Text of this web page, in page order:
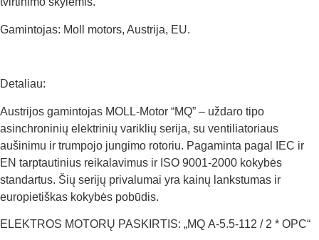
Gamintojas: Moll motors, Austrija, EU.
Detaliau:
Austrijos gamintojas MOLL-Motor “MQ” – uždaro tipo
asinchroninių elektrinių variklių serija, su ventiliatoriaus
aušinimu ir trumpojo jungimo rotoriu. Pagaminta pagal IEC ir
EN tarptautinius reikalavimus ir ISO 9001-2000 kokybės
standartus. Šių serijų privalumai yra kainų lankstumas ir
europietiškas kokybės pobūdis.
ELEKTROS MOTORŲ PASKIRTIS: „MQ A-5.5-112 / 2 * OPC“